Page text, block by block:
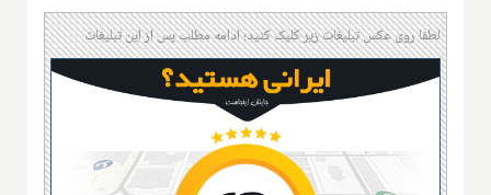
لطفا روی عکس تبلیغات زیر کلیک کنید؛ ادامه مطلب پس از این تبلیغات